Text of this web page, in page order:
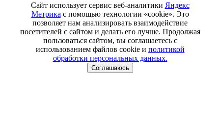
Сайт использует сервис веб-аналитики Яндекс
Метрика с помощью технологии «cookie». Это
позволяет нам анализировать взаимодействие
посетителей с сайтом и делать его лучше. Продолжая
пользоваться сайтом, вы соглашаетесь с
использованием файлов cookie и политикой
обработки персональных данных.
Соглашаюсь